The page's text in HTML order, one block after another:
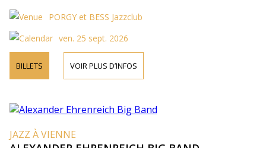
PORGY et BESS Jazzclub
ven. 25 sept. 2026
BILLETS VOIR PLUS D’INFOS
JAZZ À VIENNE